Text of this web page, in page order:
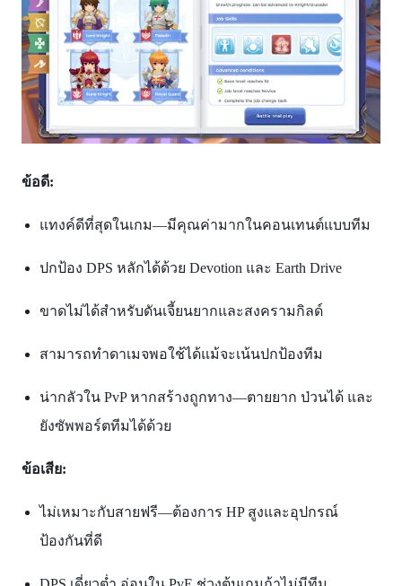
ข้อดี:
แทงค์ดีที่สุดในเกม—มีคุณค่ามากในคอนเทนต์แบบทีม
ปกป้อง DPS หลักได้ด้วย Devotion และ Earth Drive
ขาดไม่ได้สำหรับดันเจี้ยนยากและสงครามกิลด์
สามารถทำดาเมจพอใช้ได้แม้จะเน้นปกป้องทีม
น่ากลัวใน PvP หากสร้างถูกทาง—ตายยาก ป่วนได้ และ
ยังซัพพอร์ตทีมได้ด้วย
ข้อเสีย:
ไม่เหมาะกับสายฟรี—ต้องการ HP สูงและอุปกรณ์
ป้องกันที่ดี